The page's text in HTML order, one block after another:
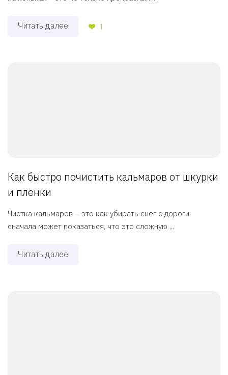
Читать далее 1
Как быстро почистить кальмаров от шкурки
и пленки
Чистка кальмаров – это как убирать снег с дороги:
сначала может показаться, что это сложную ...
Читать далее